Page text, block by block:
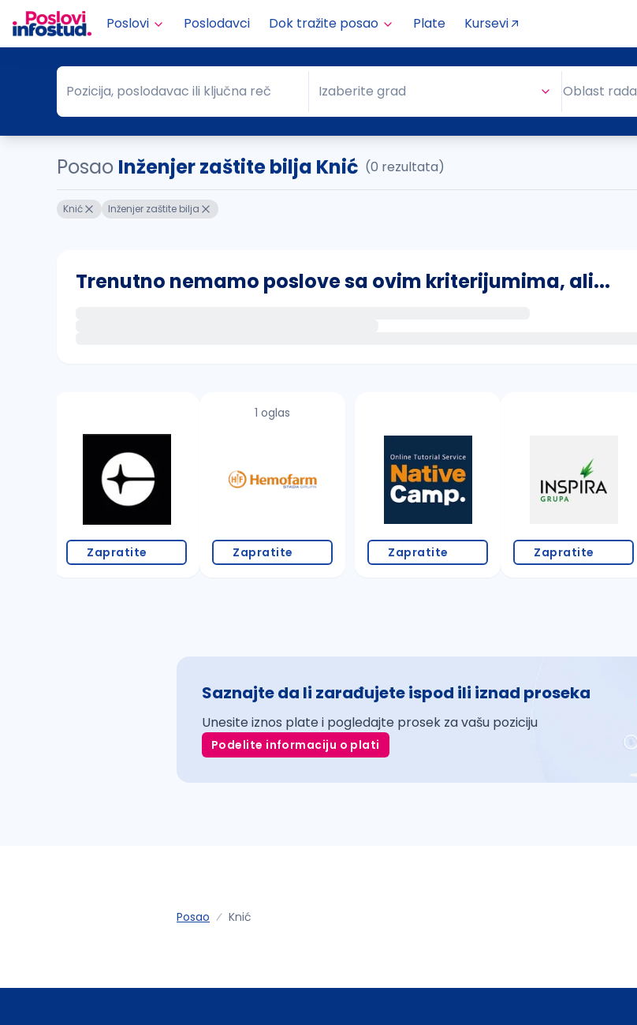
Poslovi Poslodavci Dok tražite posao Plate Kursevi
Pozicija, poslodavac ili ključna reč
Pozicija, poslodavac ili ključna reč Grad
Izaberite grad Oblast rada
Posao Inženjer zaštite bilja Knić (0 rezultata)
Knić Inženjer zaštite bilja
Trenutno nemamo poslove sa ovim kriterijumima, ali...
proverite pravopisne greške (koristite č, ć, š, đ, ž, dž)
povećajte radijus za odabrani grad
Zapratite
1 oglas
Zapratite Zapratite Zapratite
Saznajte da li zarađujete ispod ili iznad proseka
Unesite iznos plate i pogledajte prosek za vašu poziciju
Podelite informaciju o plati
Posao Knić